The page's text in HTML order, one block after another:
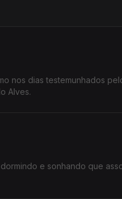
nos dias testemunhados
Alves.
e sonhando que